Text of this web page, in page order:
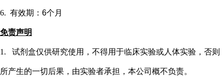
6. 有效期： 6个月
免责声明
1. 试剂盒仅供研究使用，不得用于临床实验或人 体实验，否则
所产生的一切后果，由实验者承担，本公司概不负责。